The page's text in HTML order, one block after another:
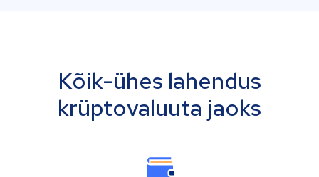
Kõik-ühes lahendus
krüptovaluuta jaoks